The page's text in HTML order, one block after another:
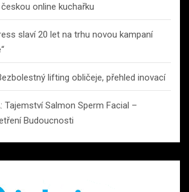
online kuchařku
slaví 20 let na trhu novou kampaní
lifting obličeje, přehled inovací
Tajemství Salmon Sperm Facial –
Budoucnosti